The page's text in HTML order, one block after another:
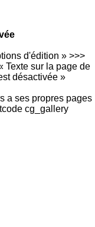
d'édition » >>>
Texte sur la page de
désactivée »
a ses propres pages
cg_gallery